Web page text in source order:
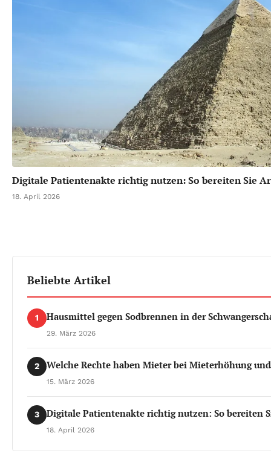
Digitale Patientenakte richtig nutzen: So bereiten Sie
18. April 2026
Beliebte Artikel
1 Hausmittel gegen Sodbrennen in der
29. März 2026
2 Welche Rechte haben Mieter bei Mieterhöhung
15. März 2026
3 Digitale Patientenakte richtig nutzen: So bereiten
18. April 2026